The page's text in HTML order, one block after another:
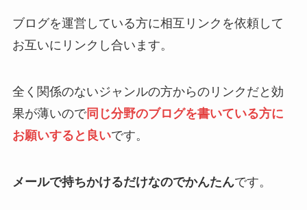
ブログを運営している方に相互リンクを依頼して
お互いにリンクし合います。
全く関係のないジャンルの方からのリンクだと効
果が薄いので同じ分野のブログを書いている方に
お願いすると良いです。
メールで持ちかけるだけなのでかんたんです。